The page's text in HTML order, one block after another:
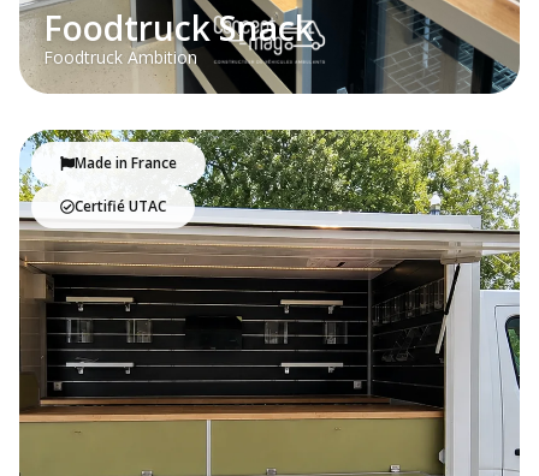
Foodtruck Snack
Foodtruck Ambition
Made in France
Certifié UTAC